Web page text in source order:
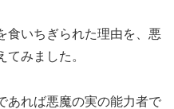
食いちぎられた理由を、悪
みました。
あれば悪魔の実の能力者で